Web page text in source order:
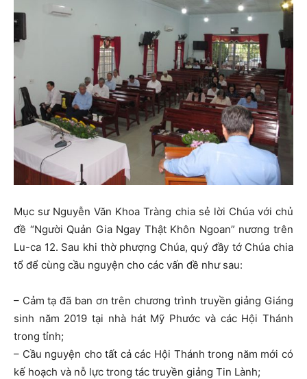
Mục sư Nguyễn Văn Khoa Tràng chia sẻ lời Chúa với chủ
đề “Người Quản Gia Ngay Thật Khôn Ngoan” nương trên
Lu-ca 12. Sau khi thờ phượng Chúa, quý đầy tớ Chúa chia
tổ để cùng cầu nguyện cho các vấn đề như sau:
– Cảm tạ đã ban ơn trên chương trình truyền giảng Giáng
sinh năm 2019 tại nhà hát Mỹ Phước và các Hội Thánh
trong tỉnh;
– Cầu nguyện cho tất cả các Hội Thánh trong năm mới có
kế hoạch và nỗ lực trong tác truyền giảng Tin Lành;